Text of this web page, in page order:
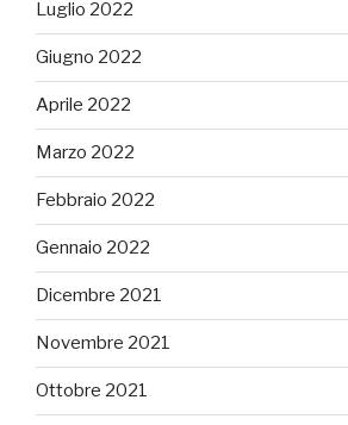
Luglio 2022
Giugno 2022
Aprile 2022
Marzo 2022
Febbraio 2022
Gennaio 2022
Dicembre 2021
Novembre 2021
Ottobre 2021